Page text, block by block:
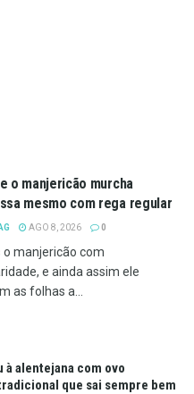
o manjericão murcha
mesmo com rega regular
AGO 8, 2026 0
o manjericão com
e ainda assim ele
as folhas a...
à alentejana com ovo
que sai sempre bem